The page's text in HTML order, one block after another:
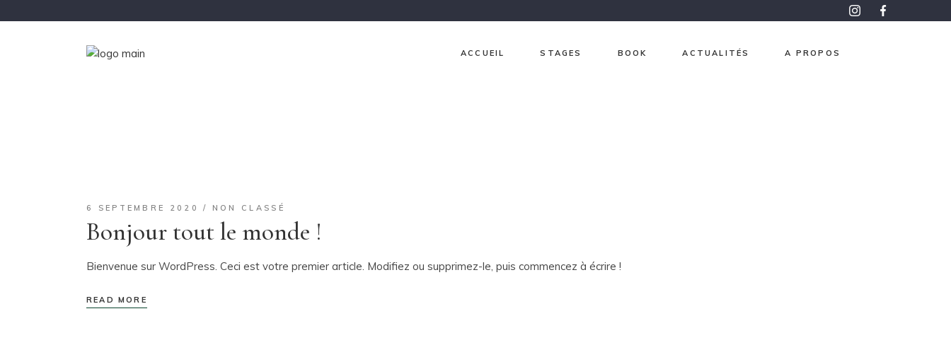
ACCUEIL STAGES BOOK ACTUALITÉS A PROPOS
6 SEPTEMBRE 2020 NON CLASSÉ
Bonjour tout le monde !
Bienvenue sur WordPress. Ceci est votre premier article. Modifiez ou supprimez-le, puis commencez à écrire !
READ MORE